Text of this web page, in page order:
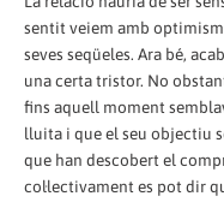
sentit veiem amb
seves seqüeles. Ara bé,
una certa tristor. No
fins aquell moment
lluita i que el seu objectiu
que han descobert el
col·lectivament es pot dir